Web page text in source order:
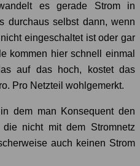
es gerade Strom in
durchaus selbst dann, wenn
eingeschaltet ist oder gar
kommen hier schnell einmal
auf das hoch, kostet das
Pro Netzteil wohlgemerkt.
dem man Konsequent den
nicht mit dem Stromnetz
auch keinen Strom